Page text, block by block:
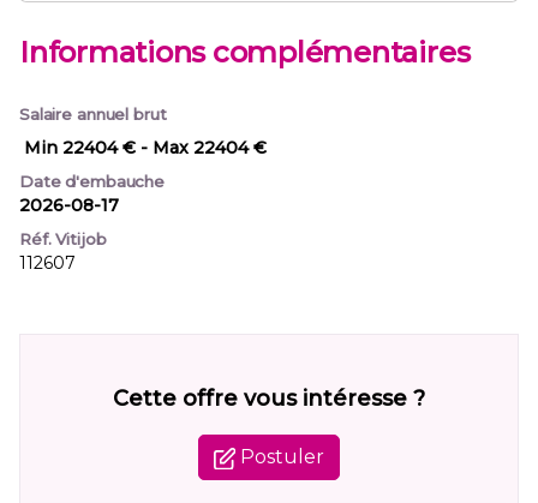
Informations complémentaires
Salaire annuel brut
Min 22404 € - Max 22404 €
Date d'embauche
2026-08-17
Réf. Vitijob
112607
Cette offre vous intéresse ?
Postuler